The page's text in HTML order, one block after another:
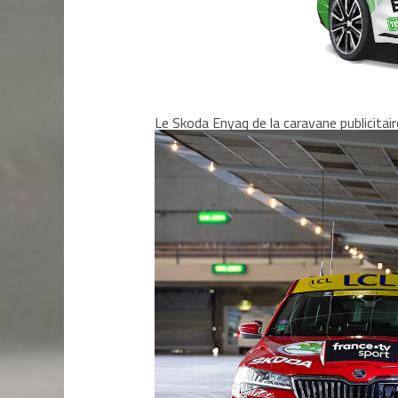
Le Skoda Enyaq de la caravane